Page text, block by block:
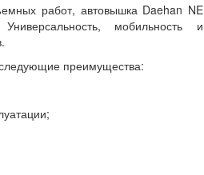
работ, автовышка Daehan NE
мобильность и
преимущества: